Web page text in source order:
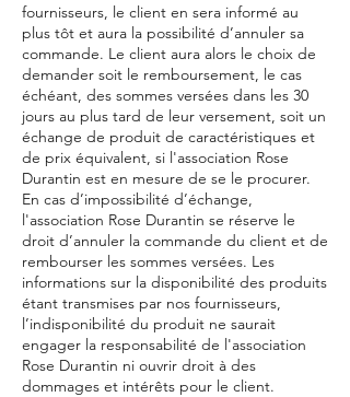
fournisseurs, le client en sera informé au
plus tôt et aura la possibilité d’annuler sa
commande. Le client aura alors le choix de
demander soit le remboursement, le cas
échéant, des sommes versées dans les 30
jours au plus tard de leur versement, soit un
échange de produit de caractéristiques et
de prix équivalent, si l'association Rose
Durantin est en mesure de se le procurer.
En cas d’impossibilité d’échange,
l'association Rose Durantin se réserve le
droit d’annuler la commande du client et de
rembourser les sommes versées. Les
informations sur la disponibilité des produits
étant transmises par nos fournisseurs,
l’indisponibilité du produit ne saurait
engager la responsabilité de l'association
Rose Durantin ni ouvrir droit à des
dommages et intérêts pour le client.